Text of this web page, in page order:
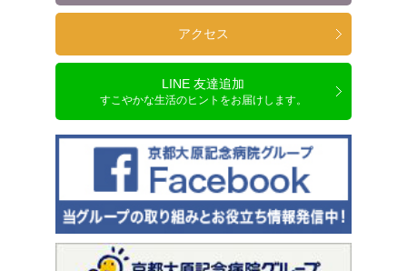
アクセス
LINE 友達追加
すこやかな生活のヒントをお届けします。